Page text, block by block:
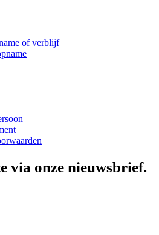
of verblijf
via onze nieuwsbrief.